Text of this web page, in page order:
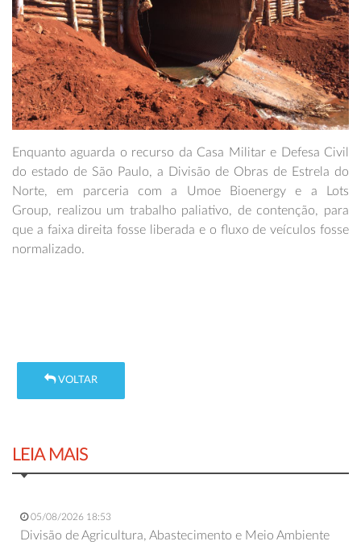
Enquanto aguarda o recurso da Casa Militar e Defesa Civil
do estado de São Paulo, a Divisão de Obras de Estrela do
Norte, em parceria com a Umoe Bioenergy e a Lots
Group, realizou um trabalho paliativo, de contenção, para
que a faixa direita fosse liberada e o fluxo de veículos fosse
normalizado.
VOLTAR
LEIA MAIS
05/08/2026 18:53
Divisão de Agricultura, Abastecimento e Meio Ambiente